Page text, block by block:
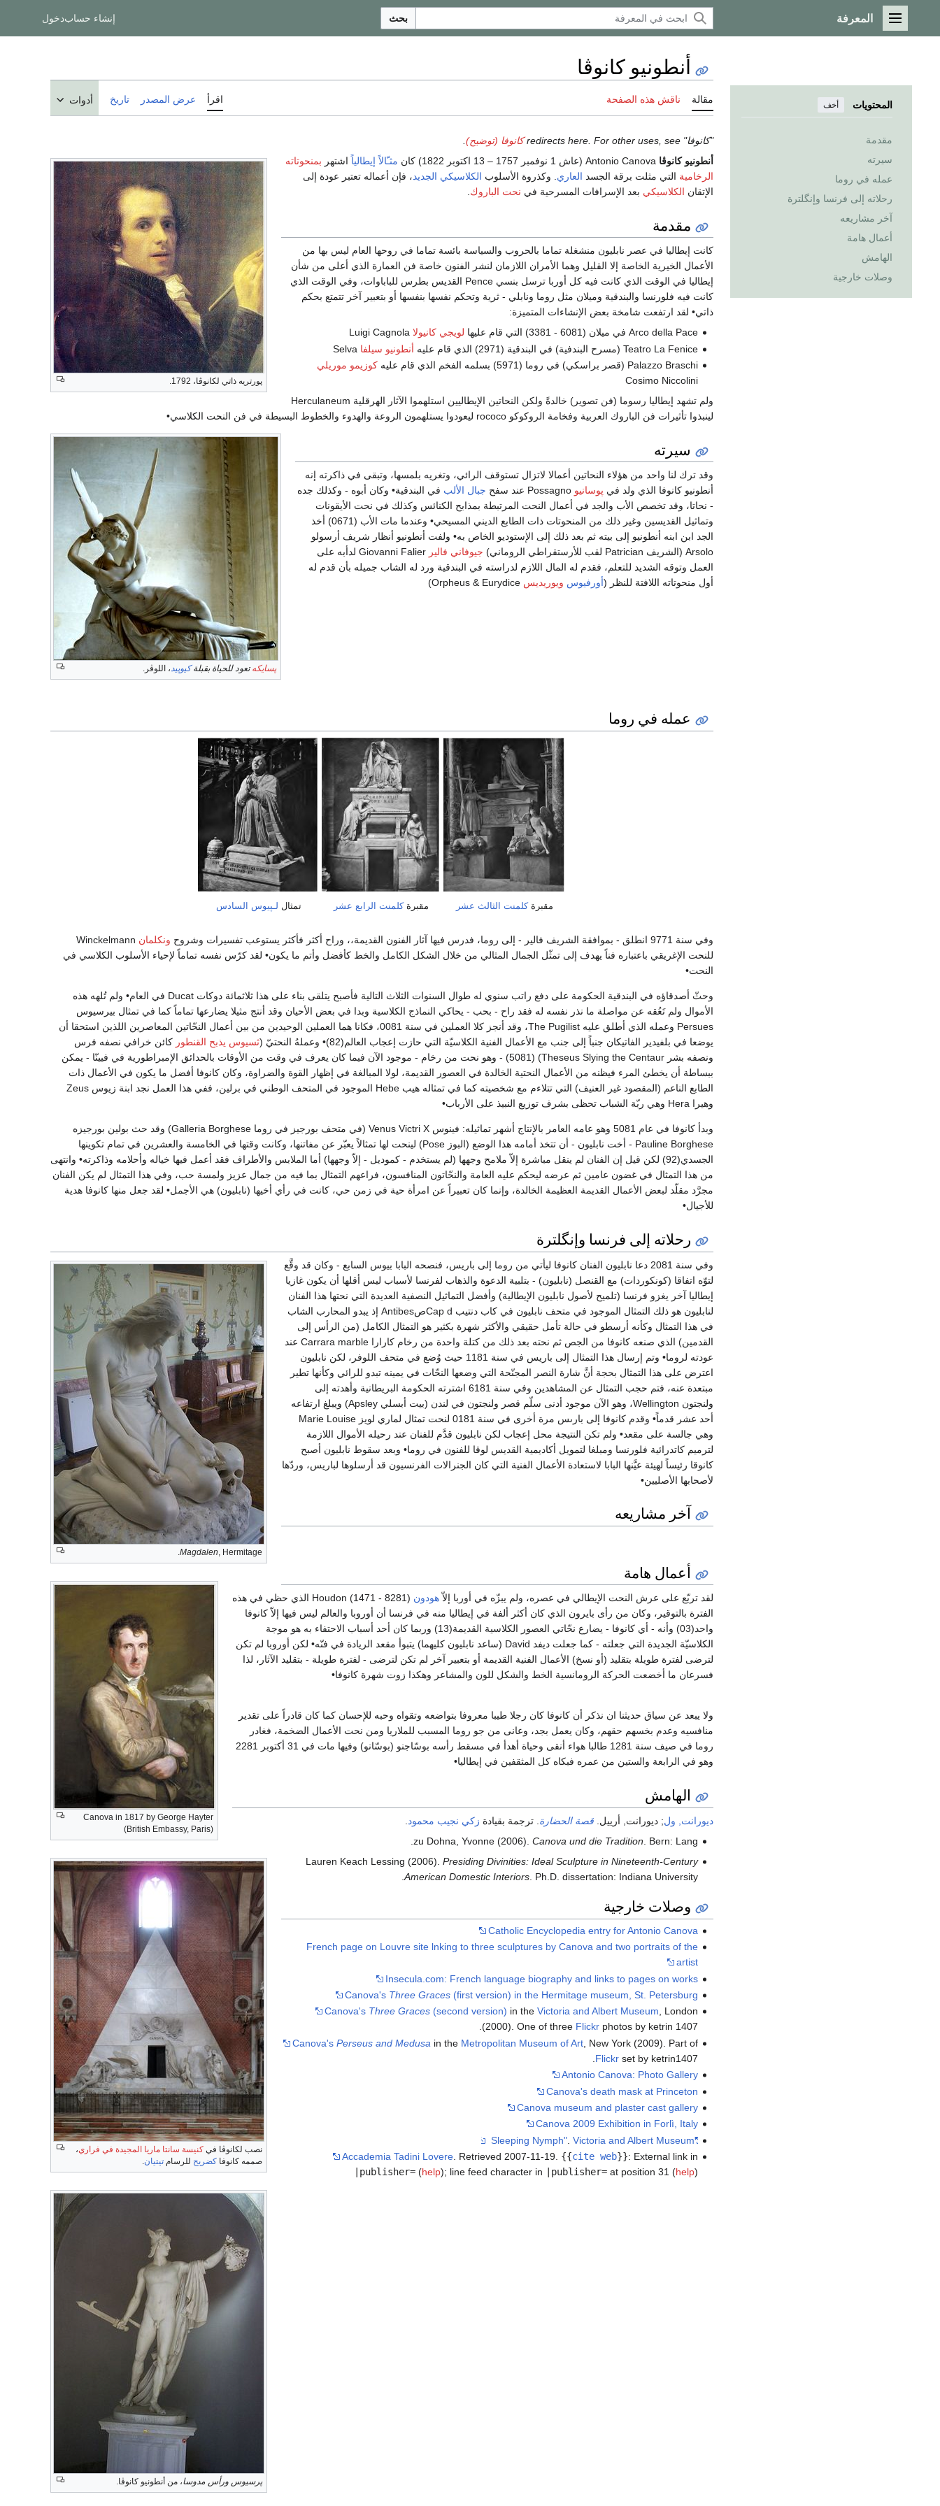
القائمة الرئيسية
المعرفة بحث إنشاء حسابدخول
المحتويات أخف
مقدمة
سيرته
عمله في روما
رحلاته إلى فرنسا وإنگلترة
آخر مشاريعه
أعمال هامة
الهامش
وصلات خارجية
أنطونيو كانوڤا
مقالة ناقش هذه الصفحة اقرأ عرض المصدر تاريخ أدوات
"كانوفا" redirects here. For other uses, see كانوفا (توضيح)
پورتريه ذاتي لكانوڤا، 1792.
أنطونيو كانوڤا مثـّالاً إيطالياً اشتهر بمنحوتاته
الرخامية التي مثلت برقة الجسد العاري . وكذروة الأسلوب الكلاسيكي الجديد، فإن أعماله تعتبر عودة إلى
الإتقان الكلاسيكي بعد الإسرافات المسرحية في نحت الباروك
مقدمة
كانت إيطاليا في عصر نابليون منشغلة تماما بالحروب والسياسة بائسة تماما في روحها العام ليس بها من
الأعمال الخيرية الخاصة إلا القليل وهما الأمران اللازمان لنشر الفنون خاصة فن العمارة الذي أعلى من شأن
إيطاليا في الوقت الذي كانت فيه كل أوربا ترسل بنسي Pence القديس بطرس للباباوات، وفي الوقت الذي
كانت فيه فلورنسا والبندقية وميلان مثل روما ونابلي - ثرية وتحكم نفسها بنفسها أو بتعبير آخر تتمتع بحكم
ذاتي• لقد ارتفعت شامخة بعض الإنشاءات المتميزة:
Arco della Pace في ميلان (6081 - 3381) التي قام عليها
لويجي كانيولا Luigi Cagnola
Teatro La Fenice (مسرح البندفية) في البندقية (2971) الذي قام عليه
أنطونيو سيلفا
Palazzo Braschi (قصر براسكي) في روما (5971) بسلمه الفخم الذي قام عليه
كوزيمو موريلي
Cosimo Niccolini
ولم تشهد إيطاليا رسوما (فن تصوير) خالدةً ولكن النحاتين الإيطاليين استلهموا الآثار الهرقلية Herculaneum
لينبذوا تأثيرات فن الباروك العربية وفخامة الروكوكو rococo ليعودوا يستلهمون الروعة والهدوء والخطوط البسيطة في فن النحت الكلاسي•
پسايكهتعود للحياة بقبلةكيوپيد، اللوڤر.
سيرته
وقد ترك لنا واحد من هؤلاء النحاتين أعمالا لاتزال تستوقف الرائي، وتغريه بلمسها، وتبقى في ذاكرته إنه
أنطونيو كانوفا الذي ولد في پوسانيو جبال الألب في البندقية• وكان أبوه - وكذلك جده
- نحاتا، وقد تخصص الأب والجد في أعمال النحت المرتبطة بمذابح الكنائس وكذلك في نحت الأيقونات
وتماثيل القديسين وغير ذلك من المنحوتات ذات الطابع الديني المسيحي• وعندما مات الأب (0671) أخذ
الجد ابن ابنه أنطونيو إلى بيته ثم بعد ذلك إلى الإستوديو الخاص به• ولفت أنطونيو أنظار شريف أرسولو
Arsolo (الشريف Patrician لقب للأرستقراطي الروماني)
جيوفاني فالير
Giovanni Falier لدأبه على
العمل وتوقه الشديد للتعلم، فقدم له المال اللازم لدراسته في البندقية ورد له الشاب جميله بأن قدم له
أول منحوتاته اللافتة للنظر (أورفيوس ويوريديس
عمله في روما
مقبرةكلمنت الثالث عشر مقبرةكلمنت الرابع عشر تمثال لـپيوس السادس
وفي سنة 9771 انطلق - بموافقة الشريف فالير - إلى روما، فدرس فيها آثار الفنون القديمة،، وراح أكثر فأكثر يستوعب تفسيرات وشروح ونكلمان Winckelmann
للنحت الإغريقي باعتباره فناً يهدف إلى تمثّل الجمال المثالي من خلال الشكل الكامل والخط كأفضل وأتم ما يكون• لقد كرّس نفسه تماماً لإحياء الأسلوب الكلاسي في
النحت•
وحثّ أصدقاؤه في البندقية الحكومة على دفع راتب سنوي له طوال السنوات الثلاث التالية فأصبح يتلقى بناء على هذا ثلاثمائة دوكات Ducat في العام• ولم تُلهه هذه
الأموال ولم تَعُقه عن مواصلة ما نذر نفسه له فقد راح - بحب - يحاكي النماذج الكلاسية وبدا في بعض الأحيان وقد أنتج مثيلا يضارعها تماماً كما في تمثال بيرسيوس
Persues وعمله الذي أطلق عليه The Pugilist، وقد أنجز كلا العملين في سنة 0081، فكانا هما العملين الوحيدين من بين أعمال النحّاتين المعاصرين اللذين استحقا أن
يوضعا في بلفيدير الفاتيكان جنباً إلى جنب مع الأعمال الفنية الكلاسيّة التي حازت إعجاب العالم(82)• وعملهُ النحتيّ (
ثسيوس يذبح القنطور كائن خرافي نصفه فرس
ونصفه بشر Theseus Slying the Centaur) (5081) - وهو نحت من رخام - موجود الآن فيما كان يعرف في وقت من الأوقات بالحدائق الإمبراطورية في فيينّا - يمكن
ببساطة أن يخطئ المرء فيظنه من الأعمال النحتية الخالدة في العصور القديمة، لولا المبالغة في إظهار القوة والضراوة، وكان كانوفا أفضل ما يكون في الأعمال ذات
الطابع الناعم (المقصود غير العنيف) التي تتلاءم مع شخصيته كما في تمثاله هيب Hebe الموجود في المتحف الوطني في برلين، ففي هذا العمل نجد ابنة زيوس Zeus
وهيرا Hera وهي ربّة الشباب تحظى بشرف توزيع النبيذ على الأرباب•
وبدأ كانوفا في عام 5081 وهو عامه العامر بالإنتاج أشهر تماثيله: فينوس Venus Victri X (في متحف بورجيز في روما Galleria Borghese) وقد حث بولين بورجيزه
Pauline Borghese - أخت نابليون - أن تتخذ أمامه هذا الوضع (البوز Pose) لينحت لها تمثالاً يعبّر عن مفاتنها، وكانت وقتها في الخامسة والعشرين في تمام تكوينها
الجسدي(92) لكن قيل إن الفنان لم ينقل مباشرة إلاّ ملامح وجهها (لم يستخدم - كموديل - إلاّ وجهها) أما الملابس والأطراف فقد أعمل فيها خياله وأحلامه وذاكرته• وانتهى
من هذا التمثال في غضون عامين ثم عرضه ليحكم عليه العامة والنحّاتون المنافسون، فراعهم التمثال بما فيه من جمال عزيز ولمسة حب، وفي هذا التمثال لم يكن الفنان
مجرَّد مقلّد لبعض الأعمال القديمة العظيمة الخالدة، وإنما كان تعبيراً عن امرأة حية في زمن حي، كانت في رأي أخيها (نابليون) هي الأجمل• لقد جعل منها كانوفا هدية
للأجيال•
رحلاته إلى فرنسا وإنگلترة
Magdalen, Hermitage.
Canova in 1817 by George Hayter
(British Embassy, Paris)
وفي سنة 2081 دعا نابليون الفنان كانوفا ليأتي من روما إلى باريس، فنصحه البابا بيوس السابع - وكان قد وقَّع
لتوّه اتفاقا (كونكوردات) مع القنصل (نابليون) - بتلبية الدعوة والذهاب لفرنسا لأسباب ليس أقلها أن يكون غازيا
إيطاليا آخر يغزو فرنسا (تلميح لأصول نابليون الإيطالية) وأفضل التماثيل النصفية العديدة التي نحتها هذا الفنان
لنابليون هو ذلك التمثال الموجود في متحف نابليون في كاب دنتيب Cap dصAntibes إذ يبدو المحارب الشاب
في هذا التمثال وكأنه أرسطو في حالة تأمل حقيقي والأكثر شهرة بكثير هو التمثال الكامل (من الرأس إلى
القدمين) الذي صنعه كانوفا من الجص ثم نحته بعد ذلك من كتلة واحدة من رخام كارارا Carrara marble عند
عودته لروما• وتم إرسال هذا التمثال إلى باريس في سنة 1181 حيث وُضع في متحف اللوفر، لكن نابليون
اعترض على هذا التمثال بحجة أنَّ شارة النصر المجنّحة التي وضعها النحّات في يمينه تبدو للرائي وكأنها تطير
مبتعدة عنه، فتم حجب التمثال عن المشاهدين وفي سنة 6181 اشترته الحكومة البريطانية وأهدته إلى
ولنجتون Wellington، وهو الآن موجود أدنى سلّم قصر ولنجتون في لندن (بيت أبسلي Apsley) ويبلغ ارتفاعه
أحد عشر قدماً• وقدم كانوفا إلى بارىس مرة أخرى في سنة 0181 لنحت تمثال لماري لويز Marie Louise
وهي جالسة على مقعد• ولم تكن النتيجة محل إعجاب لكن نابليون قدَّم للفنان عند رحيله الأموال اللازمة
لترميم كاتدرائية فلورنسا ومبلغا لتمويل أكاديمية القديس لوقا للفنون في روما• وبعد سقوط نابليون أصبح
كانوقا رئيساً لهيئة عيَّنها البابا لاستعادة الأعمال الفنية التي كان الجنرالات الفرنسيون قد أرسلوها لباريس، وردّها
لأصحابها الأصليين•
آخر مشاريعه
نصب لكانوڤا في كنيسة سانتا ماريا المجيدة في فراري،
صممه كانوفا كضريح للرسام تيتيان.
أعمال هامة
پرسيوس ورأس مدوسا، من أنطونيو كانوڤا.
لقد تربّع على عرش النحت الإيطالي في عصره، ولم يبزّه في أوربا إلاّهودون
Houdon (1471 - 8281) الذي حظي في هذه
الفترة بالتوقير، وكان من رأى بايرون الذي كان أكثر ألفة في إيطاليا منه في فرنسا أن أوروبا والعالم ليس فيها إلاّ كانوفا
واحد(03) وأنه - أي كانوفا - يضارع نحّاتي العصور الكلاسية القديمة(13) وربما كان أحد أسباب الاحتفاء به هو موجة
الكلاسيّة الجديدة التي جعلته - كما جعلت ديفد David (ساعد نابليون كليهما) يتبوأ مقعد الريادة في فنّه• لكن أوروبا لم تكن
لترضى لفترة طويلة بتقليد (أو نسخ) الأعمال الفنية القديمة أو بتعبير آخر لم تكن لترضى - لفترة طويلة - بتقليد الآثار، لذا
فسرعان ما أخضعت الحركة الرومانسية الخط والشكل للون والمشاعر وهكذا زوت شهرة كانوفا•
ولا يبعد عن سياق حديثنا ان نذكر أن كانوفا كان رجلا طيبا معروفا بتواضعه وتقواه وحبه للإحسان كما كان قادراً على تقدير
منافسيه وعدم بخسهم حقهم، وكان يعمل بجد، وعانى من جو روما المسبب للملاريا ومن نحت الأعمال الضخمة، فغادر
روما في صيف سنة 1281 طالبا هواء أنقى وحياة أهدأ في مسقط رأسه بوسّاجنو (بوسّانو) وفيها مات في 31 أكتوبر 2281
وهو في الرابعة والستين من عمره فبكاه كل المثقفين في إيطاليا•
الهامش
ديورانت, ول; ديورانت, أرييل. قصة الحضارة . ترجمة بقيادة زكي نجيب محمود
zu Dohna, Yvonne (2006). Canova und die Tradition . Bern: Lang.
Lauren Keach Lessing (2006). Presiding Divinities: Ideal Sculpture in Nineteenth-Century
American Domestic Interiors. Ph.D. dissertation: Indiana University.
وصلات خارجية
Catholic Encyclopedia entry for Antonio Canova
French page on Louvre site lnking to three sculptures by Canova and two portraits of the
artist
Insecula.com: French language biography and links to pages on works
Canova's Three Graces(first version) in the Hermitage museum, St. Petersburg
Canova's Three Graces(second version) in the Victoria and Albert Museum, London
(2000). One of three Flickrphotos by ketrin 1407.
Canova's Perseus and Medusa in the Metropolitan Museum of Art, New York (2009). Part of
Flickrset by ketrin1407.
Antonio Canova: Photo Gallery
Canova's death mask at Princeton
Canova museum and plaster cast gallery
Canova 2009 Exhibition in Forlì, Italy
"Sleeping Nymph"
. Victoria and Albert Museum
Accademia Tadini Lovere. Retrieved 2007-11-19. {{cite web}}: External link in
|publisher=(help); line feed character in |publisher=at position 31 (help)